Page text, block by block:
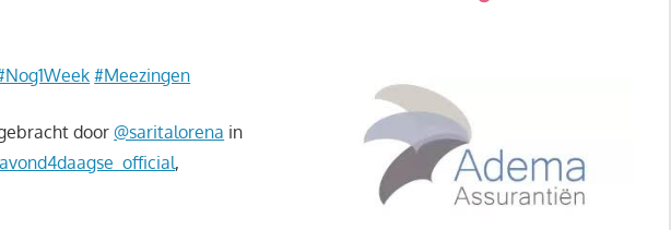
#Meezingen
door @saritalorena in
,